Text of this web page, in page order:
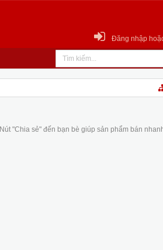
Đăng nhập
Nút "Chia sẻ" đến bạn bè giúp sản phẩm bán